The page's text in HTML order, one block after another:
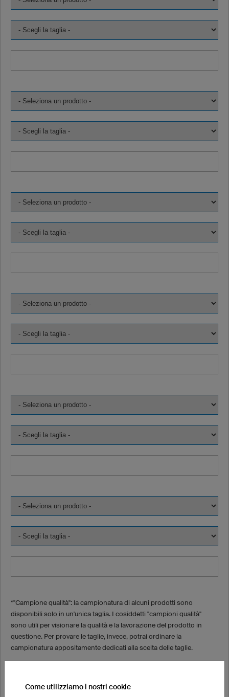
*"Campione qualità": la campionatura di alcuni prodotti sono
disponibili solo in un'unica taglia. I cosiddetti "campioni qualità"
sono utili per visionare la qualità e la lavorazione del prodotto in
questione. Per provare le taglie, invece, potrai ordinare la
campionatura appositamente dedicati alla scelta delle taglie.
Come utilizziamo i nostri cookie